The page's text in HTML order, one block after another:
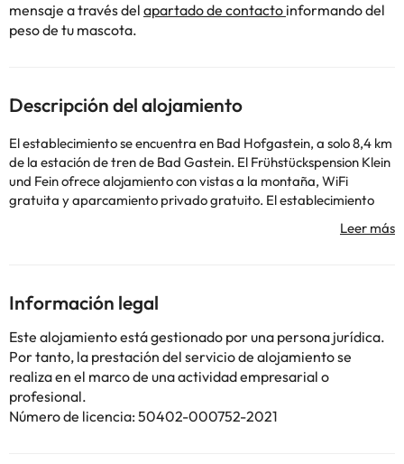
mensaje a través del apartado de contacto informando del
peso de tu mascota.
Descripción del alojamiento
El establecimiento se encuentra en Bad Hofgastein, a solo 8,4 km
de la estación de tren de Bad Gastein. El Frühstückspension Klein
und Fein ofrece alojamiento con vistas a la montaña, WiFi
gratuita y aparcamiento privado gratuito. El establecimiento
ofrece vistas al jardín y se encuentra a 40 km del campo de golf
Zell am See-Kaprun y a 8,2 km de la cascada de Bad Gastein. El
privado, ropa de cama y toallas. Algunos alojamientos tienen
cocina bien equipada con lavavajillas, horno y microondas. Los
alojamientos incluyen zona de estar. Todas las mañanas se sirve
un desayuno buffet y continental con bollería recién hecha, fruta
y zumo. En la zona se puede practicar esquí, ciclismo y
senderismo. El und Fein ofrece guardaesquíes. GC Goldegg se
encuentra a 18 km del alojamiento, mientras que Paul-
Ausserleitner-Schanze está a 38 km. El aeropuerto más cercano
Información legal
Este alojamiento está gestionado por una persona jurídica.
Por tanto, la prestación del servicio de alojamiento se
realiza en el marco de una actividad empresarial o
profesional.
Número de licencia: 50402-000752-2021